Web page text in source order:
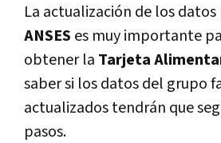
La actualización de los
ANSES es muy importante
obtener la Tarjeta
saber si los datos del grupo
actualizados tendrán que
pasos.